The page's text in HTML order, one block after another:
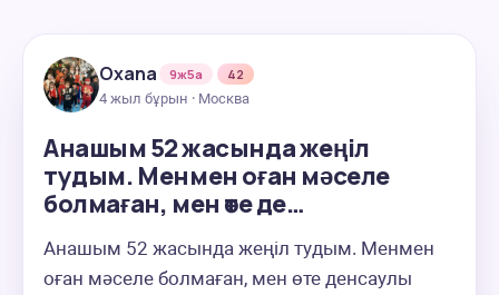
Oxana 9ж5а
42
4 жыл бұрын · Москва
Анашым 52 жасында жеңіл
тудым. Менмен оған мәселе
болмаған, мен өте де…
Анашым 52 жасында жеңіл тудым. Менмен
оған мәселе болмаған, мен өте денсаулы